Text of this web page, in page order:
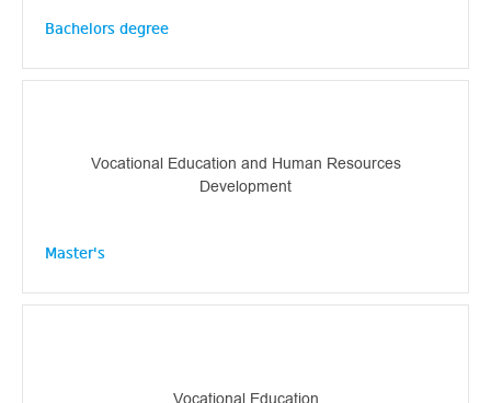
Bachelors degree
Vocational Education and Human Resources
Development
Master's